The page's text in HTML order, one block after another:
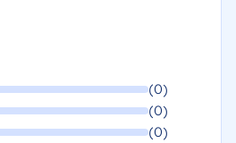
(0)
(0)
(0)